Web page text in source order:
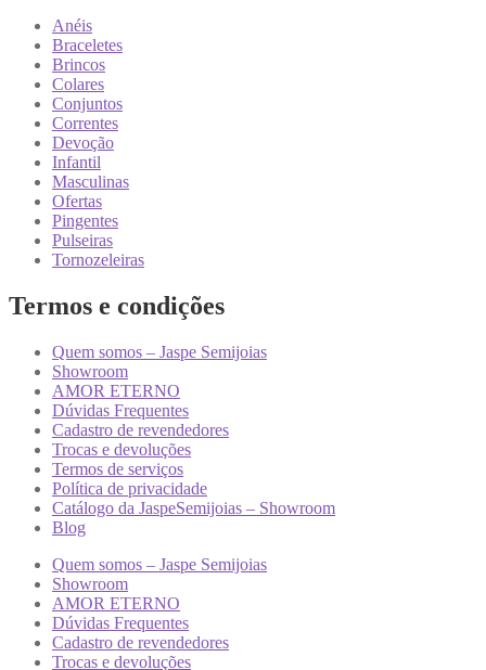
Anéis
Braceletes
Brincos
Colares
Conjuntos
Correntes
Devoção
Infantil
Masculinas
Ofertas
Pingentes
Pulseiras
Tornozeleiras
Termos e condições
Quem somos – Jaspe Semijoias
Showroom
AMOR ETERNO
Dúvidas Frequentes
Cadastro de revendedores
Trocas e devoluções
Termos de serviços
Política de privacidade
Catálogo da JaspeSemijoias – Showroom
Blog
Quem somos – Jaspe Semijoias
Showroom
AMOR ETERNO
Dúvidas Frequentes
Cadastro de revendedores
Trocas e devoluções